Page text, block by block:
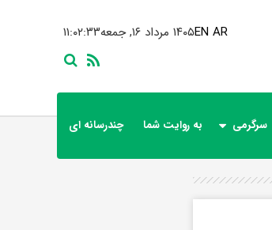
۱۱:۰۲:۳۴ ۱۴۰۵ مرداد ۱۶, جمعهEN AR
سرگرمی به روایت شما چندرسانه ای